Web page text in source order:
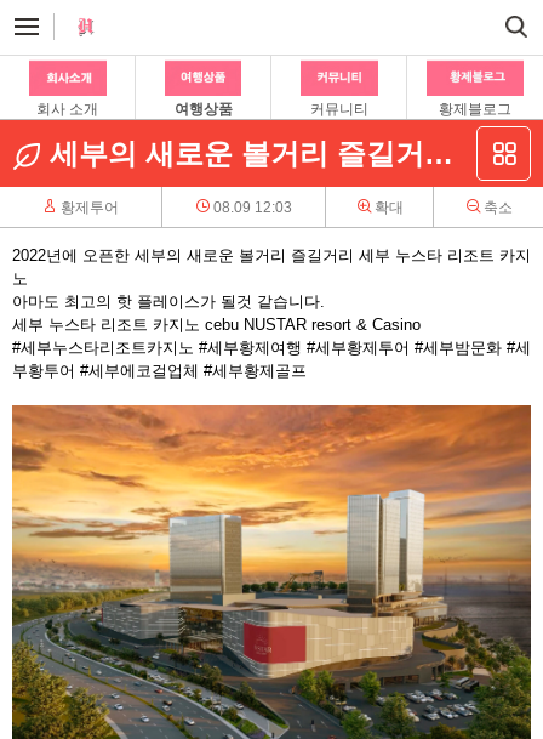
회사 소개 여행상품 커뮤니티 황제블로그
세부의 새로운 볼거리 즐길거리 세부 누스타 리조트 카지노
황제투어 08.09 12:03 확대 축소
2022년에 오픈한 세부의 새로운 볼거리 즐길거리 세부 누스타 리조트 카지
노
아마도 최고의 핫 플레이스가 될것 같습니다.
세부 누스타 리조트 카지노 cebu NUSTAR resort & Casino
#세부누스타리조트카지노 #세부황제여행 #세부황제투어 #세부밤문화 #세
부황투어 #세부에코걸업체 #세부황제골프